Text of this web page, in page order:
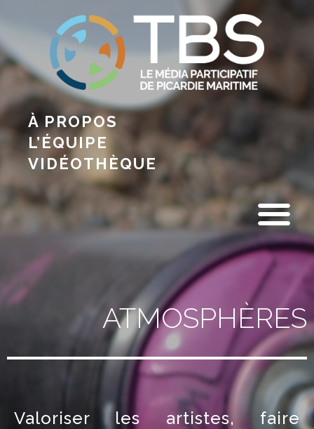
À PROPOS
L’ÉQUIPE
VIDÉOTHÈQUE
ATMOSPHÈRES
Valoriser les artistes, faire